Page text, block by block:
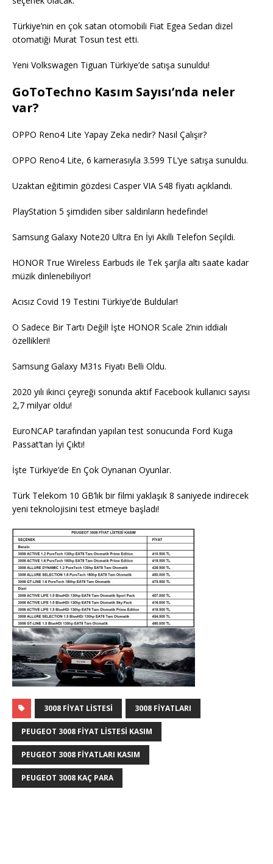
Türkiye’nin en çok satan otomobili Fiat Egea Sedan dizel
otomatiği Murat Tosun test etti.
Yeni Volkswagen Tiguan Türkiye’de satışa sunuldu!
GoToTechno Kasım Sayısı’nda neler
var?
OPPO Reno4 Lite Yapay Zeka nedir? Nasıl Çalışır?
OPPO Reno4 Lite, 6 kamerasıyla 3.599 TL’ye satışa sunuldu.
Uzaktan eğitimin gözdesi Casper VIA S48 fiyatı açıklandı.
PlayStation 5 şimdiden siber saldırıların hedefinde!
Samsung Galaxy Note20 Ultra En İyi Akıllı Telefon Seçildi.
HONOR True Wireless Earbuds ile Tek şarjla altı saate kadar
müzik dinlenebiliyor!
Acısız Covid 19 Testini Türkiye’de Buldular!
O Sadece Bir Tartı Değil! İşte HONOR Scale 2’nin iddialı
özellikleri!
Samsung Galaxy M31s Fiyatı Belli Oldu.
2020 yılı ikinci çeyreği sonunda aktif Facebook kullanıcı sayısı
2,7 milyar oldu!
EuroNCAP tarafından yapılan test sonucunda Ford Kuga
Passat’tan İyi Çıktı!
İşte Türkiye’de En Çok Oynanan Oyunlar.
Türk Telekom 10 GB’lık bir filmi yaklaşık 8 saniyede indirecek
yeni teknolojisini test etmeye başladı!
3008 FIYAT LISTESI 3008 FIYATLARI
PEUGEOT 3008 FIYAT LISTESI KASIM
PEUGEOT 3008 FIYATLARI KASIM
PEUGEOT 3008 KAÇ PARA